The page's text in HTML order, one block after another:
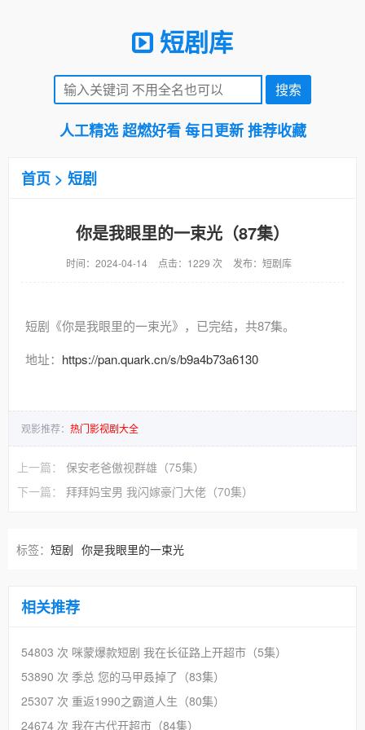
短剧库
人工精选 超燃好看 每日更新 推荐收藏
首页 > 短剧
你是我眼里的一束光（87集）
时间：2024-04-14 点击：1229 次 发布：短剧库
短剧《你是我眼里的一束光》，已完结，共87集。
地址： https://pan.quark.cn/s/b9a4b73a6130
观影推荐： 热门影视剧大全
上一篇： 保安老爸傲视群雄（75集）
下一篇： 拜拜妈宝男 我闪嫁豪门大佬（70集）
标签： 短剧 你是我眼里的一束光
相关推荐
54803 次 咪蒙爆款短剧 我在长征路上开超市（5集）
53890 次 季总 您的马甲叒掉了（83集）
25307 次 重返1990之霸道人生（80集）
24674 次 我在古代开超市（84集）